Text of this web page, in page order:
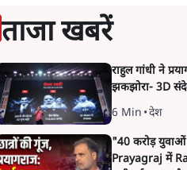
ताजा खबरें
राहुल गांधी ने
झकझोरा- 3D
6 Min •देश
"40 करोड़
Prayagraj में